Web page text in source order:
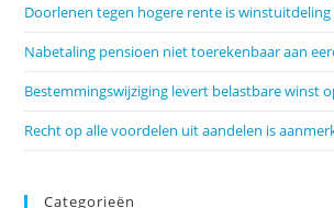
Doorlenen tegen hogere rente is winstuitdeling
Nabetaling pensioen niet toerekenbaar aan
Bestemmingswijziging levert belastbare winst
Recht op alle voordelen uit aandelen is
Categorieën